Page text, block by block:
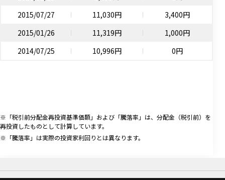
2015/07/27
11,030円
3,400円
2015/01/26
11,319円
1,000円
2014/07/25
10,996円 0円
※「税引前分配金再投資基準価額」および「騰落率」は、分配金（税引前）を
再投資したものとして計算しています。
※「騰落率」は実際の投資家利回りとは異なります。